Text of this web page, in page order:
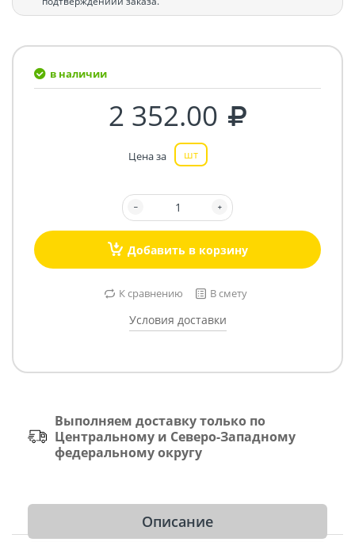
в наличии
2 352.00
Цена за шт
Добавить в корзину
К сравнению В смету
Условия доставки
Выполняем доставку только по
Центральному и Северо-Западному
федеральному округу
Описание